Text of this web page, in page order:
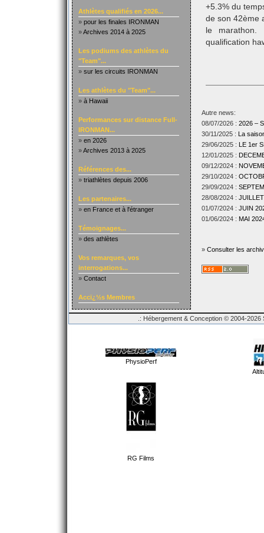
Athlètes qualifiés en 2026...
» pour les finales IRONMAN
»Archives 2014 à 2025
Les podiums des athlètes du
"Team"...
» sur les circuits IRONMAN
Les athlètes du "Team"...
» à Hawaii
Performances sur distance Full-
IRONMAN...
» en 2026
»Archives 2013 à 2025
Références des...
» triathlètes depuis 2006
Les partenaires...
» en France et à l'étranger
Témoignages...
» des athlètes
Vos remarques, vos
interrogations...
» Contact
Accï¿½s Membres
+5.3% du
de son 42ème
le marathon.
qualification
Autre news:
08/07/2026 : 2026 –
30/11/2025 : La
29/06/2025 : LE 1er
12/01/2025 :
09/12/2024 :
29/10/2024 :
29/09/2024 :
28/08/2024 :
01/07/2024 : JUIN
01/06/2024 : MAI
» Consulter les
.: Hébergement & Conception © 2004-
PhysioPerf
RG Films